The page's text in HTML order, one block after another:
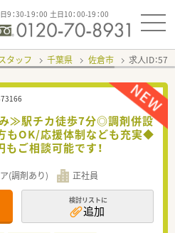
9：30-19：00 土日10：00-19：00
タッフ 千葉県 佐倉市 求人ID：
み≫駅チカ徒歩7分◎調剤併設
もOK/応援体制なども充実◆
ご相談可能です！
(調剤あり) 正社員
検討リストに
追加